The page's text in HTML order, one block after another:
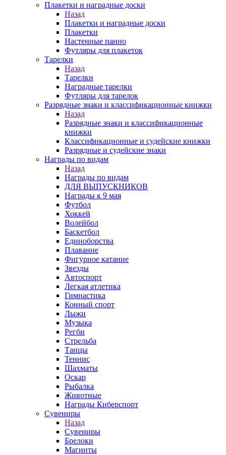
Плакетки и наградные доски
Назад
Плакетки и наградные доски
Плакетки
Настенные панно
Футляры для плакеток
Тарелки
Назад
Тарелки
Наградные тарелки
Футляры для тарелок
Разрядные знаки и классификационные книжки
Назад
Разрядные знаки и классификационные
книжки
Классификационные и судейские книжки
Разрядные и судейские знаки
Награды по видам
Назад
Награды по видам
ДЛЯ ВЫПУСКНИКОВ
Награды к 9 мая
Футбол
Хоккей
Волейбол
Баскетбол
Единоборства
Плавание
Фигурное катание
Звезды
Автоспорт
Легкая атлетика
Гимнастика
Конный спорт
Лыжи
Музыка
Регби
Стрельба
Танцы
Теннис
Шахматы
Оскар
Рыбалка
Животные
Награды Киберспорт
Сувениры
Назад
Сувениры
Брелоки
Магниты